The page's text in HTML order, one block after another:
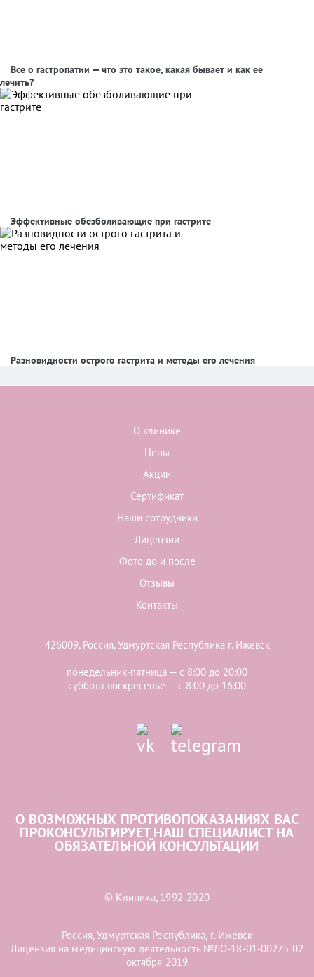
Все о гастропатии — что это такое, какая бывает и как ее
лечить?
Эффективные обезболивающие при гастрите
Разновидности острого гастрита и методы его лечения
О клинике
Цены
Акции
Сертификат
Наши сотрудники
Лицензии
Фото до и после
Отзывы
Контакты
426009, Россия, Удмуртская Республика г. Ижевск
понедельник-пятница — с 8:00 до 20:00
суббота-воскресенье — с 8:00 до 16:00
О ВОЗМОЖНЫХ ПРОТИВОПОКАЗАНИЯХ ВАС
ПРОКОНСУЛЬТИРУЕТ НАШ СПЕЦИАЛИСТ НА
ОБЯЗАТЕЛЬНОЙ КОНСУЛЬТАЦИИ
© Клиника, 1992-2020
Россия, Удмуртская Республика, г. Ижевск
Лицензия на медицинскую деятельность №ЛО-18-01-00275 02
октября 2019